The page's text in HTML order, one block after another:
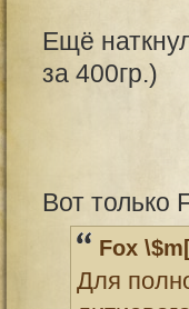
Ещё
за 400гр.)
Вот только
Fox
Для